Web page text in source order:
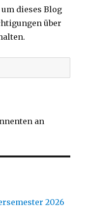
dieses Blog
über
an
2026